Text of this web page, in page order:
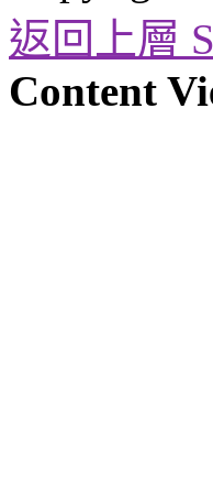
返回上層
Content